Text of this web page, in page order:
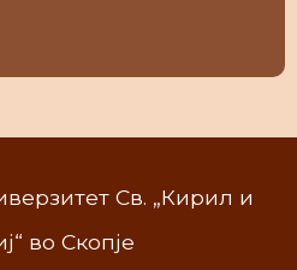
Св. „Кирил и
во Скопје